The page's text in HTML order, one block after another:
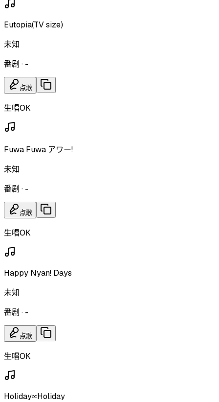
Eutopia(TV size)
未知
番剧 · -
点歌
生唱OK
Fuwa Fuwa アワー!
未知
番剧 · -
点歌
生唱OK
Happy Nyan! Days
未知
番剧 · -
点歌
生唱OK
Holiday∞Holiday